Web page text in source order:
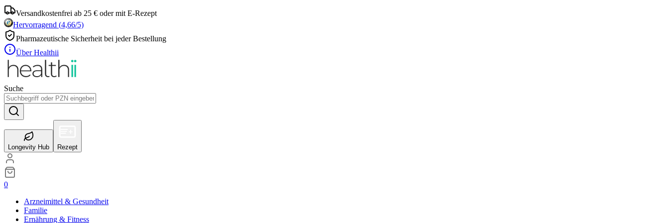
Versandkostenfrei ab 25 € oder mit E-Rezept
Hervorragend (4,66/5)
Pharmazeutische Sicherheit bei jeder Bestellung
Über Healthii
Suche
Longevity Hub Rezept
0
Arzneimittel & Gesundheit
Familie
Ernährung & Fitness